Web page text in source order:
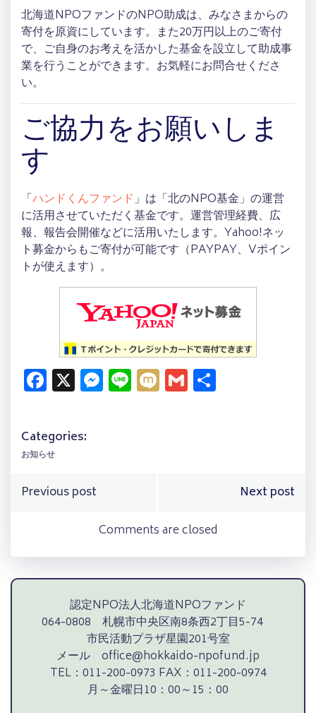
北海道NPOファンドのNPO助成は、みなさまからの
寄付を原資にしています。また20万円以上のご寄付
で、ご自身のお考えを活かした基金を設立して助成事
業を行うことができます。お気軽にお問合せくださ
い。
ご協力をお願いしま
す
「ハンドくんファンド」は「北のNPO基金」の運営
に活用させていただく基金です。運営管理経費、広
報、報告会開催などに活用いたします。Yahoo!ネッ
ト募金からもご寄付が可能です（PAYPAY、Vポイン
トが使えます）。
Facebook
X Messenger
LineMixiGmail
Categories:
お知らせ
Post
navigation
Previous post
navigation
Next post
Comments are closed
認定NPO法人北海道NPOファンド
064-0808 札幌市中央区南8条西2丁目5-74
市民活動プラザ星園201号室
メール office@hokkaido-npofund.jp
TEL：011-200-0973 FAX：011-200-0974
月～金曜日10：00～15：00